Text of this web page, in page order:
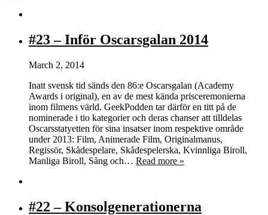
#23 – Inför Oscarsgalan 2014
March 2, 2014
Inatt svensk tid sänds den 86:e Oscarsgalan (Academy
Awards i original), en av de mest kända prisceremonierna
inom filmens värld. GeekPodden tar därför en titt på de
nominerade i tio kategorier och deras chanser att tilldelas
Oscarsstatyetten för sina insatser inom respektive område
under 2013: Film, Animerade Film, Originalmanus,
Regissör, Skådespelare, Skådespelerska, Kvinnliga Biroll,
Manliga Biroll, Sång och… Read more »
#22 – Konsolgenerationerna